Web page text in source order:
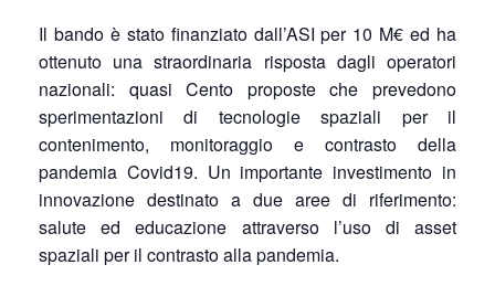
Il bando è stato finanziato dall’ASI per 10 M€ ed ha
ottenuto una straordinaria risposta dagli operatori
nazionali: quasi Cento proposte che prevedono
sperimentazioni di tecnologie spaziali per il
contenimento, monitoraggio e contrasto della
pandemia Covid19. Un importante investimento in
innovazione destinato a due aree di riferimento:
salute ed educazione attraverso l’uso di asset
spaziali per il contrasto alla pandemia.